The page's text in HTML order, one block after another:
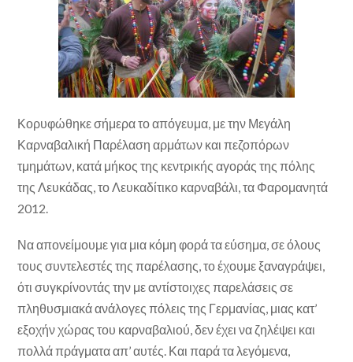
Κορυφώθηκε σήμερα το απόγευμα, με την Μεγάλη
Καρναβαλική Παρέλαση αρμάτων και πεζοπόρων
τμημάτων, κατά μήκος της κεντρικής αγοράς της πόλης
της Λευκάδας, το Λευκαδίτικο καρναβάλι, τα Φαρομανητά
2012.
Να απονείμουμε για μια κόμη φορά τα εύσημα, σε όλους
τους συντελεστές της παρέλασης, το έχουμε ξαναγράψει,
ότι συγκρίνοντάς την με αντίστοιχες παρελάσεις σε
πληθυσμιακά ανάλογες πόλεις της Γερμανίας, μιας κατ’
εξοχήν χώρας του καρναβαλιού, δεν έχει να ζηλέψει και
πολλά πράγματα απ’ αυτές. Και παρά τα λεγόμενα,